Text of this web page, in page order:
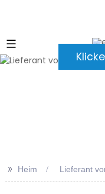
>> Heim Lieferant